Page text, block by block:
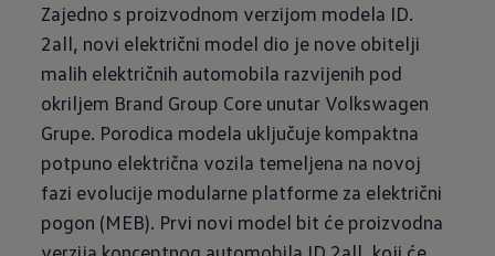
Zajedno s proizvodnom verzijom modela ID.
2all, novi električni model dio je nove obitelji
malih električnih automobila razvijenih pod
okriljem Brand Group Core unutar Volkswagen
Grupe. Porodica modela uključuje kompaktna
potpuno električna vozila temeljena na novoj
fazi evolucije modularne platforme za električni
pogon (MEB). Prvi novi model bit će proizvodna